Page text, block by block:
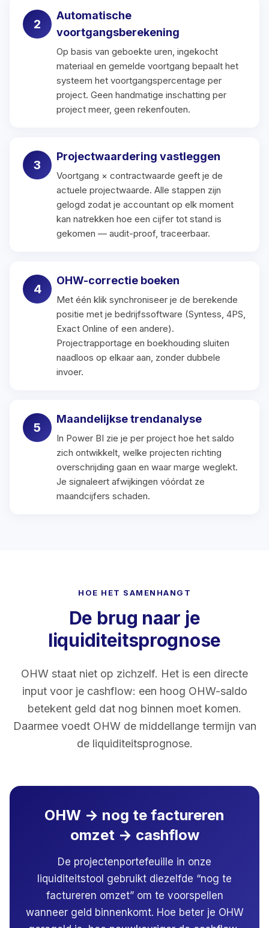
Automatische
voortgangsberekening
Op basis van geboekte uren, ingekocht
materiaal en gemelde voortgang bepaalt het
systeem het voortgangspercentage per
project. Geen handmatige inschatting per
project meer, geen rekenfouten.
Projectwaardering vastleggen
Voortgang × contractwaarde geeft je de
actuele projectwaarde. Alle stappen zijn
gelogd zodat je accountant op elk moment
kan natrekken hoe een cijfer tot stand is
gekomen — audit-proof, traceerbaar.
OHW-correctie boeken
Met één klik synchroniseer je de berekende
positie met je bedrijfssoftware (Syntess, 4PS,
Exact Online of een andere).
Projectrapportage en boekhouding sluiten
naadloos op elkaar aan, zonder dubbele
invoer.
Maandelijkse trendanalyse
In Power BI zie je per project hoe het saldo
zich ontwikkelt, welke projecten richting
overschrijding gaan en waar marge weglekt.
Je signaleert afwijkingen vóórdat ze
maandcijfers schaden.
HOE HET SAMENHANGT
De brug naar je
liquiditeitsprognose
OHW staat niet op zichzelf. Het is een directe
input voor je cashflow: een hoog OHW-saldo
betekent geld dat nog binnen moet komen.
Daarmee voedt OHW de middellange termijn van
de liquiditeitsprognose.
OHW → nog te factureren
omzet → cashflow
De projectenportefeuille in onze
liquiditeitstool gebruikt diezelfde “nog te
factureren omzet” om te voorspellen
wanneer geld binnenkomt. Hoe beter je OHW